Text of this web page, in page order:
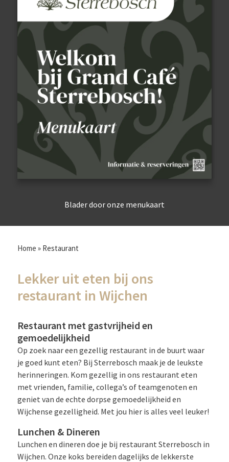
Blader door onze menukaart
Home » Restaurant
Lekker uit eten bij ons
restaurant in Wijchen
Restaurant met gastvrijheid en
gemoedelijkheid
Op zoek naar een gezellig restaurant in de buurt waar
je goed kunt eten? Bij Sterrebosch maak je de leukste
herinneringen. Kom gezellig in ons restaurant eten
met vrienden, familie, collega’s of teamgenoten en
geniet van de echte dorpse gemoedelijkheid en
Wijchense gezelligheid. Met jou hier is alles veel leuker!
Lunchen & Dineren
Lunchen en dineren doe je bij restaurant Sterrebosch in
Wijchen. Onze koks bereiden dagelijks de lekkerste